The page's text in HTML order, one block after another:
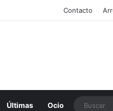
Contacto
Últimas Ocio